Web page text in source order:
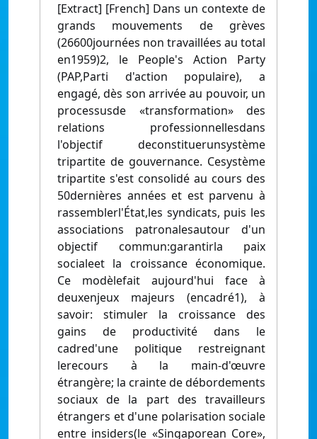
[Extract] [French] Dans un contexte de
grands mouvements de grèves
(26600journées non travaillées au total
en1959)2, le People's Action Party
(PAP,Parti d'action populaire), a
engagé, dès son arrivée au pouvoir, un
processusde «transformation» des
relations professionnellesdans
l'objectif deconstituerunsystème
tripartite de gouvernance. Cesystème
tripartite s'est consolidé au cours des
50dernières années et est parvenu à
rassemblerl'État,les syndicats, puis les
associations patronalesautour d'un
objectif commun:garantirla paix
socialeet la croissance économique.
Ce modèlefait aujourd'hui face à
deuxenjeux majeurs (encadré1), à
savoir: stimuler la croissance des
gains de productivité dans le
cadred'une politique restreignant
lerecours à la main-d'œuvre
étrangère; la crainte de débordements
sociaux de la part des travailleurs
étrangers et d'une polarisation sociale
entre insiders(le «Singaporean Core»,